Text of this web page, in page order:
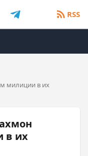
RSS
милиции в их
в их